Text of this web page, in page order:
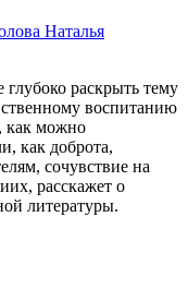
Наталья
раскрыть тему
воспитанию
как можно
как доброта,
сочувствие на
расскажет о
литературы.